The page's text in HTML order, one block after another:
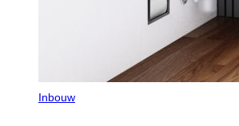
Inbouw